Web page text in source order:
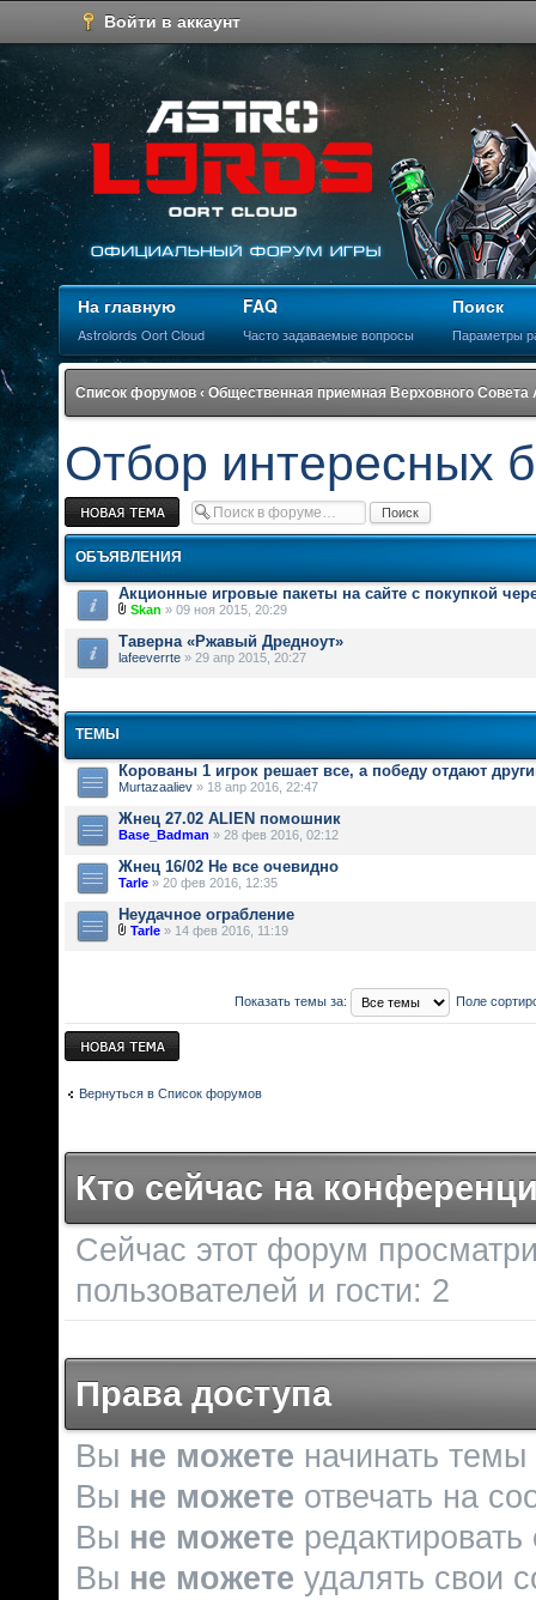
Войти в аккаунт
На главную
Astrolords Oort Cloud
FAQ
Часто задаваемые вопросы
Поиск
Параметры
Список форумов ‹ Общественная приемная Верховного Совета
Отбор интересных
Новая тема
ОБЪЯВЛЕНИЯ
Акционные игровые пакеты на сайте с покупкой
Skan » 09 ноя 2015, 20:29
Таверна «Ржавый Дредноут»
lafeeverrte » 29 апр 2015, 20:27
ТЕМЫ
Корованы 1 игрок решает все, а победу отдают
Murtazaaliev » 18 апр 2016, 22:47
Жнец 27.02 ALIEN помошник
Base_Badman » 28 фев 2016, 02:12
Жнец 16/02 Не все очевидно
Tarle » 20 фев 2016, 12:35
Неудачное ограбление
Tarle » 14 фев 2016, 11:19
Показать темы за: Поле
Новая тема
Вернуться в Список форумов
Кто сейчас на
Сейчас этот форум
пользователей и гости: 2
Права доступа
Вы не можете начинать темы
Вы не можете отвечать на
Вы не можете
Вы не можете удалять свои